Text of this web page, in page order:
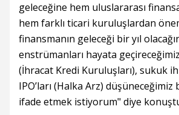
geleceğine hem uluslararası
hem farklı ticari kuruluşlardan
finansmanın geleceği bir yıl
enstrümanları hayata
(İhracat Kredi Kuruluşları), sukuk
IPO’ları (Halka Arz) düşüneceğimiz
ifade etmek istiyorum" diye